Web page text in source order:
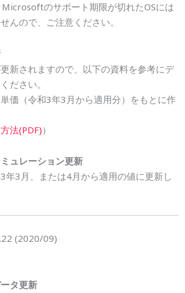
Microsoftのサポート期限が切れたOSには
んので、ご注意ください。
更新されますので、以下の資料を参考にデ
ださい。
価（令和3年3月から適用分）をもとに作
法(PDF)）
ュレーション更新
年3月、または4月から適用の値に更新し
(2020/09)
タ更新